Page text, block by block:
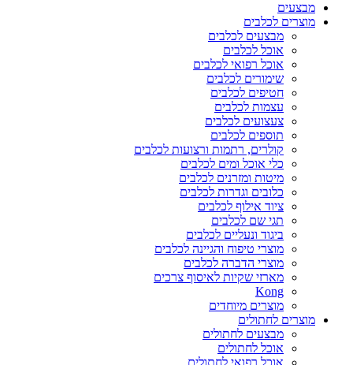
מבצעים
מוצרים לכלבים
מבצעים לכלבים
אוכל לכלבים
אוכל רפואי לכלבים
שימורים לכלבים
חטיפים לכלבים
עצמות לכלבים
צעצועים לכלבים
תוספים לכלבים
קולרים, רתמות ורצועות לכלבים
כלי אוכל ומים לכלבים
מיטות ומזרנים לכלבים
כלובים וגדרות לכלבים
ציוד אילוף לכלבים
תגי שם לכלבים
ביגוד ונעליים לכלבים
מוצרי טיפוח והגיינה לכלבים
מוצרי הדברה לכלבים
מארזי שקיות לאיסוף צרכים
Kong
מוצרים מיוחדים
מוצרים לחתולים
מבצעים לחתולים
אוכל לחתולים